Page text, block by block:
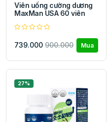
Viên uống cường dương
MaxMan USA 60 viên
739.000 900.000 Mua
27%